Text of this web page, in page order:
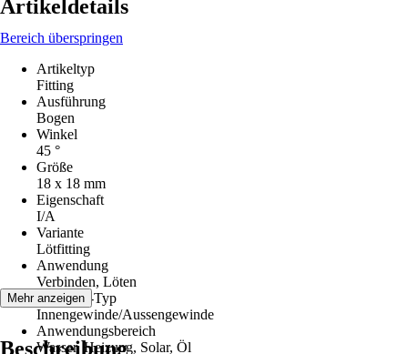
Artikeldetails
Bereich überspringen
Artikeltyp
Fitting
Ausführung
Bogen
Winkel
45 °
Größe
18 x 18 mm
Eigenschaft
I/A
Variante
Lötfitting
Anwendung
Verbinden, Löten
Gewinde-Typ
Innengewinde/Aussengewinde
Anwendungsbereich
Wasser, Heizung, Solar, Öl
Mehr anzeigen
Beschreibung